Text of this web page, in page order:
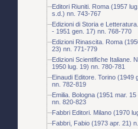
Editori Riuniti. Roma (1957
s.d.) nn. 743-767
Edizioni di Storia e
- 1951 gen. 17) nn. 768-770
Edizioni Rinascita. Roma
23) nn. 771-779
Edizioni Scientifiche Italiane.
1950 lug. 19) nn. 780-781
Einaudi Editore. Torino (1949
nn. 782-819
Emilia. Bologna (1951 mar.
nn. 820-823
Fabbri Editori. Milano (1970
Fabbri, Fabio (1973 apr. 21)